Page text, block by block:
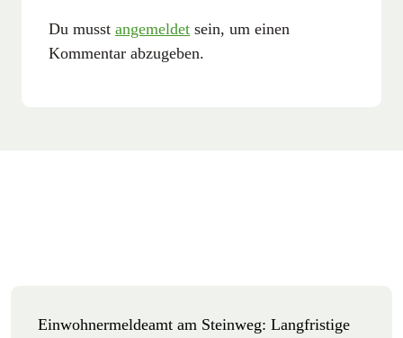
Du musst angemeldet sein, um einen
Kommentar abzugeben.
Einwohnermeldeamt am Steinweg: Langfristige